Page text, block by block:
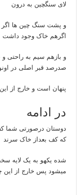
لای سنگچین به درون
و پشت سنگ چین ها اگر
اگرهم خاک وجود داشت
و بازهم سیم به راحتی
صدرصد قبر اصلی در
پنهان است و خارج از
در ادامه
دوستان درصورتی شما کف
که کف بعداز خاک سرند
شده یکهو به یک لایه
میشود پس خارج از این